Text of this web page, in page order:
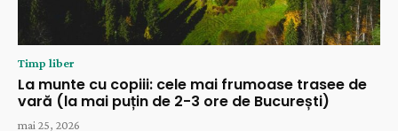
Timp liber
La munte cu copiii: cele mai frumoase trasee de
vară (la mai puțin de 2-3 ore de București)
mai 25, 2026